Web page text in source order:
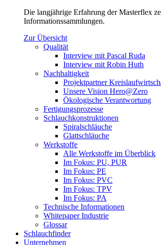
Die langjährige Erfahrung der Masterflex
Informationssammlungen.
Zur Übersicht
Qualität
Interview mit Pascal Ruda
Interview mit Robin Huth
Nachhaltigkeit
Projektpartner
Unsere Vision Hero@Zero
Ökologische Verantwortung
Fertigungsprozesse
Schlauchkonstruktionen
Spiralschläuche
Glattschläuche
Werkstoffe
Alle Werkstoffe im Überblick
Im Fokus: PU, PUR
Im Fokus: PE
Im Fokus: PVC
Im Fokus: TPV
Im Fokus: PA
Technische Informationen
Whitepaper Industrie
Glossar
Schlauchfinder
Unternehmen